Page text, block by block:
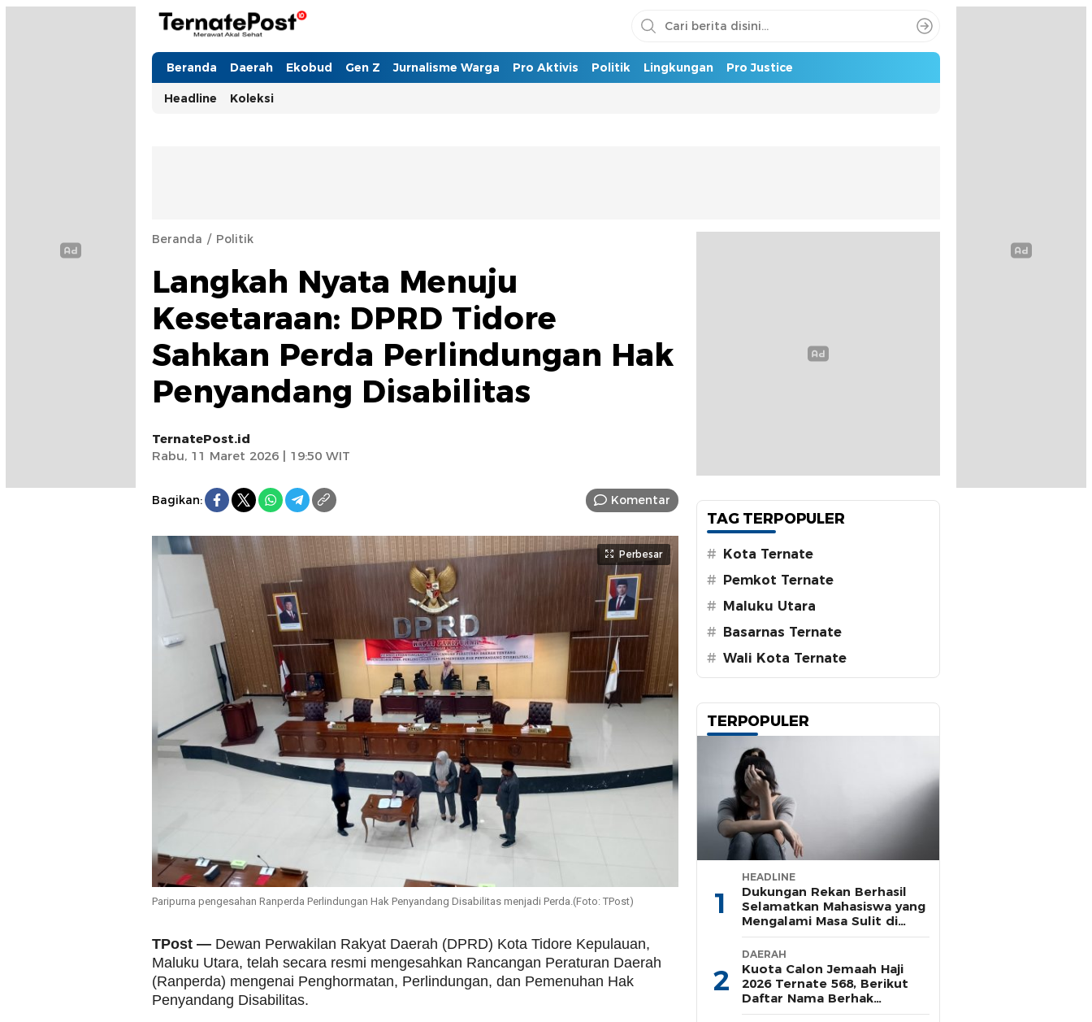
TernatePost.id
merawat akal sehat
Beranda Daerah Ekobud Gen Z Jurnalisme Warga Pro Aktivis Politik Lingkungan Pro Justice
Headline Koleksi
Beranda Politik
Langkah Nyata Menuju
Kesetaraan: DPRD Tidore
Sahkan Perda Perlindungan Hak
Penyandang Disabilitas
TernatePost.id
Rabu, 11 Maret 2026 | 19:50 WIT
Bagikan: Komentar
Perbesar
Paripurna pengesahan Ranperda Perlindungan Hak Penyandang Disabilitas menjadi Perda.(Foto: TPost)
TPost — Dewan Perwakilan Rakyat Daerah (DPRD) Kota Tidore Kepulauan,
Maluku Utara, telah secara resmi mengesahkan Rancangan Peraturan Daerah
(Ranperda) mengenai Penghormatan, Perlindungan, dan Pemenuhan Hak
Penyandang Disabilitas.
TAG TERPOPULER
# Kota Ternate
# Pemkot Ternate
# Maluku Utara
# Basarnas Ternate
# Wali Kota Ternate
TERPOPULER
1
HEADLINE
Dukungan Rekan Berhasil
Selamatkan Mahasiswa yang
Mengalami Masa Sulit di
Rusunawa Unkhair
2
DAERAH
Kuota Calon Jemaah Haji
2026 Ternate 568, Berikut
Daftar Nama Berhak
Pelunasan Tahap Satu